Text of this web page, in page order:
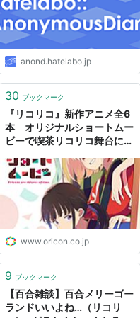
anond.hatelabo.jp
30 ブックマーク
『リコリコ』新作アニメ全6
本 オリジナルショートムー
ビーで喫茶リコリコ舞台に日
www.oricon.co.jp
9 ブックマーク
【百合雑談】百合メリーゴー
ランドいいよね…（リコリ